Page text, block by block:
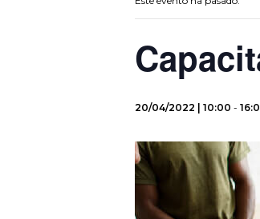
20/04/2022 | 10:00 -